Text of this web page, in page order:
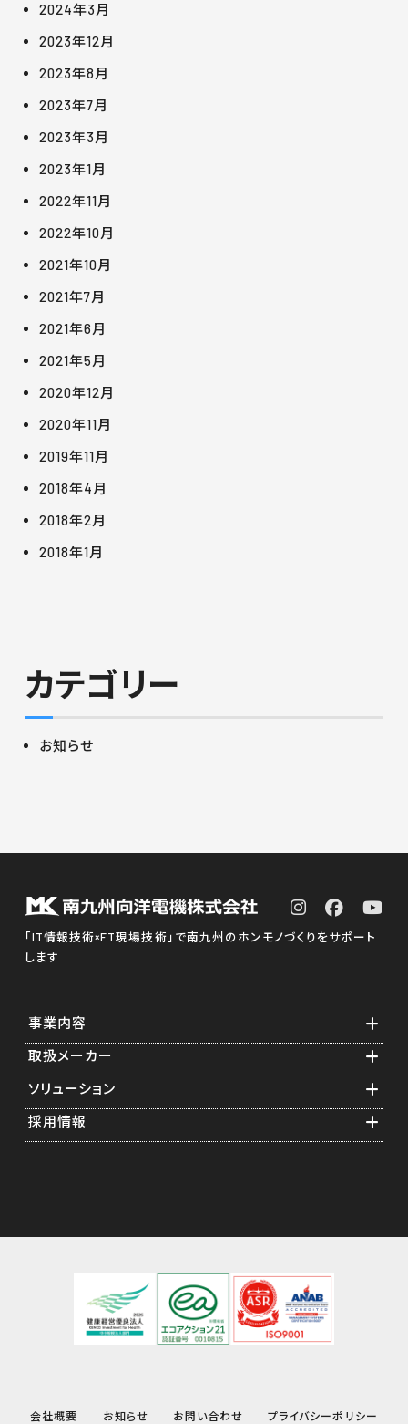
2024年3月
2023年12月
2023年8月
2023年7月
2023年3月
2023年1月
2022年11月
2022年10月
2021年10月
2021年7月
2021年6月
2021年5月
2020年12月
2020年11月
2019年11月
2018年4月
2018年2月
2018年1月
カテゴリー
お知らせ
「IT情報技術×FT現場技術」で南九州のホンモノづくりをサポート
します
事業内容
ソフトウェア構築
スタートアップエンジニアリング
取扱メーカー
計測・制御機器関連
ソリューション
採用情報
会社概要 お知らせ お問い合わせ プライバシーポリシー